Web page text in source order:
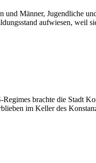
und Männer, Jugendliche
aufwiesen,
brachte die Stadt
im Keller des